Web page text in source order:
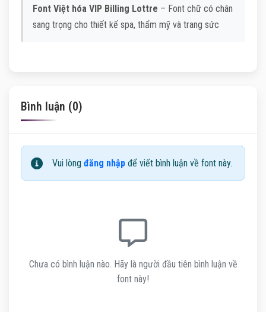
Font Việt hóa VIP Billing Lottre – Font chữ có chân
sang trọng cho thiết kế spa, thẩm mỹ và trang sức
Bình luận (0)
Vui lòng đăng nhập để viết bình luận về font này.
Chưa có bình luận nào. Hãy là người đầu tiên bình luận về
font này!